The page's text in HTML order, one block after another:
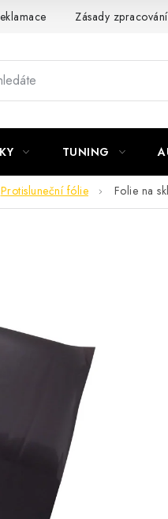
Zásady
TUNING
Protisluneční fólie Folie na